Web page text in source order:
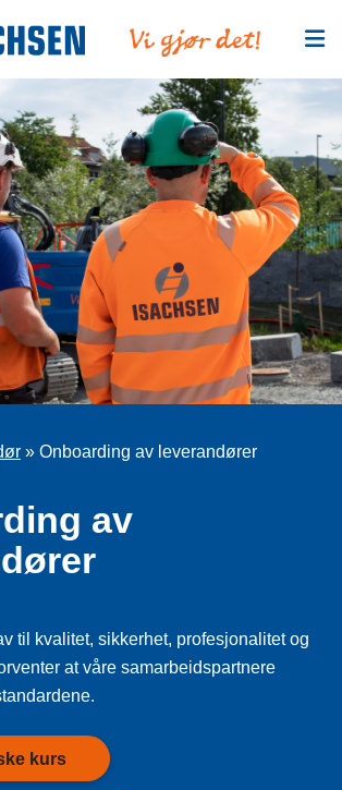
» Onboarding av leverandører
av
til kvalitet, sikkerhet, profesjonalitet og
at våre samarbeidspartnere
kurs